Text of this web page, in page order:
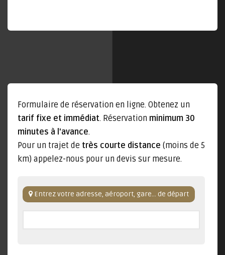
Formulaire de réservation en ligne. Obtenez un
tarif fixe et immédiat. Réservation minimum 30
minutes à l'avance.
Pour un trajet de très courte distance (moins de 5
km) appelez-nous pour un devis sur mesure.
Entrez votre adresse, aéroport, gare... de départ